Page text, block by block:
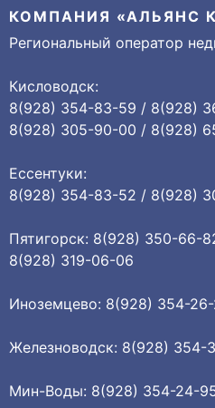
КОМПАНИЯ «АЛЬЯНС
Региональный оператор
Кисловодск:
8(928) 354-83-59 / 8(928)
8(928) 305-90-00 / 8(928)
Ессентуки:
8(928) 354-83-52 / 8(928)
Пятигорск: 8(928) 350-66-
8(928) 319-06-06
Иноземцево: 8(928) 354-
Железноводск: 8(928) 354-
Мин-Воды: 8(928) 354-24-